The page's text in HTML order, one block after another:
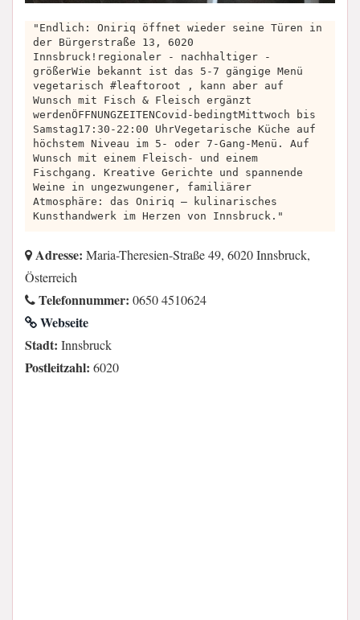
"Endlich: Oniriq öffnet wieder seine Türen in
der Bürgerstraße 13, 6020
Innsbruck!regionaler - nachhaltiger -
größerWie bekannt ist das 5-7 gängige Menü
vegetarisch #leaftoroot , kann aber auf
Wunsch mit Fisch & Fleisch ergänzt
werdenÖFFNUNGZEITENCovid-bedingtMittwoch bis
Samstag17:30-22:00 UhrVegetarische Küche auf
höchstem Niveau im 5- oder 7-Gang-Menü. Auf
Wunsch mit einem Fleisch- und einem
Fischgang. Kreative Gerichte und spannende
Weine in ungezwungener, familiärer
Atmosphäre: das Oniriq – kulinarisches
Kunsthandwerk im Herzen von Innsbruck."
Adresse: Maria-Theresien-Straße 49, 6020 Innsbruck,
Österreich
Telefonnummer: 0650 4510624
Webseite
Stadt: Innsbruck
Postleitzahl: 6020